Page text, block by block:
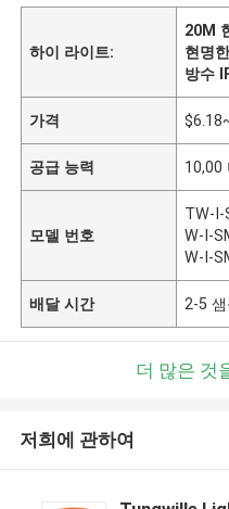
하이 라이트:
20M
현명
방수
가격
공급 능력 10,00
모델 번호
TW-I-
W-I-
W-I-
배달 시간 2-5
더 많은 것
저희에 관하여